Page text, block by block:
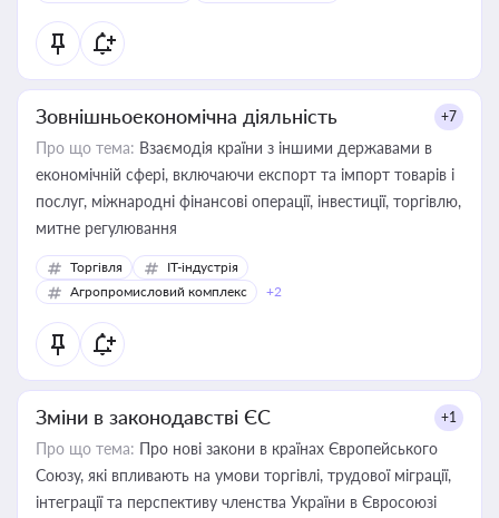
Зовнішньоекономічна діяльність +7
Про що тема: Взаємодія країни з іншими державами в
економічній сфері, включаючи експорт та імпорт товарів і
послуг, міжнародні фінансові операції, інвестиції, торгівлю,
митне регулювання
Торгівля
IT-індустрія
Агропромисловий комплекс
+2
Зміни в законодавстві ЄС +1
Про що тема: Про нові закони в країнах Європейського
Союзу, які впливають на умови торгівлі, трудової міграції,
інтеграції та перспективу членства України в Євросоюзі